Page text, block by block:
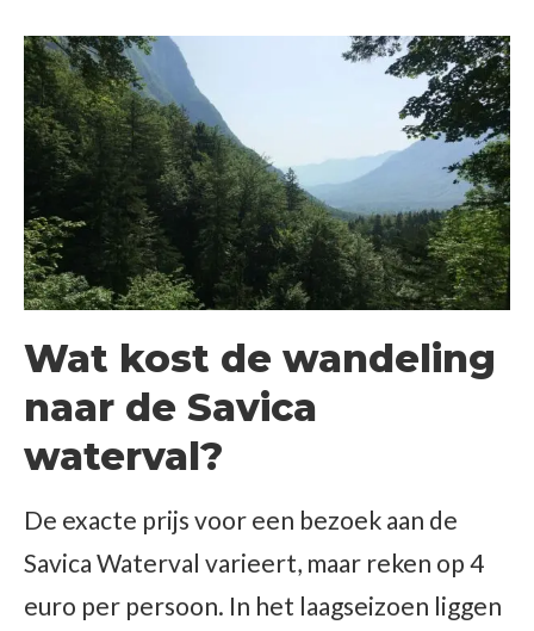
Wat kost de wandeling
naar de Savica
waterval?
De exacte prijs voor een bezoek aan de
Savica Waterval varieert, maar reken op 4
euro per persoon. In het laagseizoen liggen